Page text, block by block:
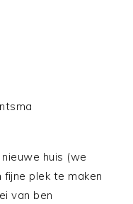
huis (we
plek te maken
van ben